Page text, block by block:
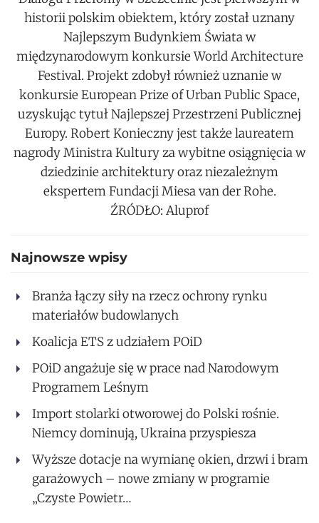
historii polskim obiektem, który został uznany
Najlepszym Budynkiem Świata w
międzynarodowym konkursie World Architecture
Festival. Projekt zdobył również uznanie w
konkursie European Prize of Urban Public Space,
uzyskując tytuł Najlepszej Przestrzeni Publicznej
Europy. Robert Konieczny jest także laureatem
nagrody Ministra Kultury za wybitne osiągnięcia w
dziedzinie architektury oraz niezależnym
ekspertem Fundacji Miesa van der Rohe.
ŹRÓDŁO: Aluprof
Najnowsze wpisy
Branża łączy siły na rzecz ochrony rynku
materiałów budowlanych
Koalicja ETS z udziałem POiD
POiD angażuje się w prace nad Narodowym
Programem Leśnym
Import stolarki otworowej do Polski rośnie.
Niemcy dominują, Ukraina przyspiesza
Wyższe dotacje na wymianę okien, drzwi i bram
garażowych – nowe zmiany w programie
„Czyste Powietr…